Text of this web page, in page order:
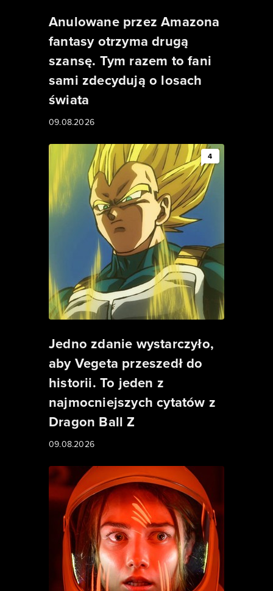
Anulowane przez Amazona
fantasy otrzyma drugą
szansę. Tym razem to fani
sami zdecydują o losach
świata
09.08.2026
4
Jedno zdanie wystarczyło,
aby Vegeta przeszedł do
historii. To jeden z
najmocniejszych cytatów z
Dragon Ball Z
09.08.2026